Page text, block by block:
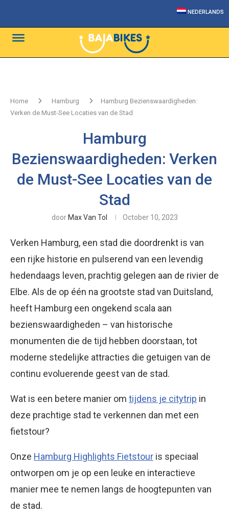
NEDERLANDS
Home Hamburg
Hamburg Bezienswaardigheden:
Verken de Must-See Locaties van de Stad
Hamburg
Bezienswaardigheden: Verken
de Must-See Locaties van de
Stad
door Max Van Tol October 10, 2023
Verken Hamburg, een stad die doordrenkt is van
een rijke historie en pulserend van een levendig
hedendaags leven, prachtig gelegen aan de rivier de
Elbe. Als de op één na grootste stad van Duitsland,
heeft Hamburg een ongekend scala aan
bezienswaardigheden – van historische
monumenten die de tijd hebben doorstaan, tot
moderne stedelijke attracties die getuigen van de
continu evoluerende geest van de stad.
Wat is een betere manier om tijdens je citytrip in
deze prachtige stad te verkennen dan met een
fietstour?
Onze Hamburg Highlights Fietstour is speciaal
ontworpen om je op een leuke en interactieve
manier mee te nemen langs de hoogtepunten van
de stad.